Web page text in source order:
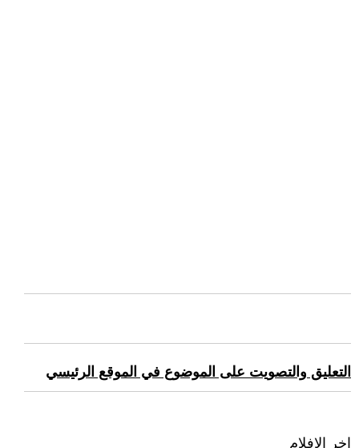
التعليق والتصويت على الموضوع في الموقع الرئيسي
اخر الافلام